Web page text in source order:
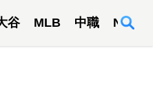
谷 MLB 中職 NBA